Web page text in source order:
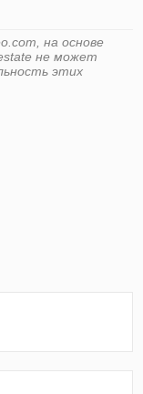
на основе
не может
этих